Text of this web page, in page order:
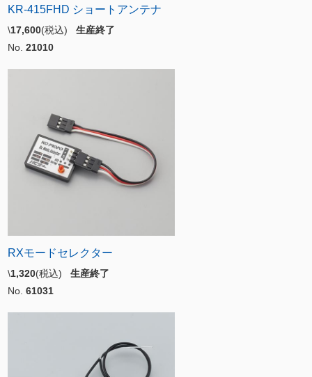
KR-415FHD ショートアンテナ
\17,600(税込) 生産終了
No. 21010
RXモードセレクター
\1,320(税込) 生産終了
No. 61031